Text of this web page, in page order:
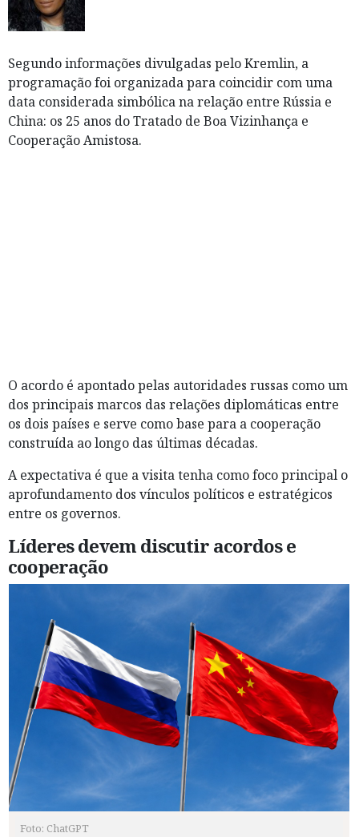
Segundo informações divulgadas pelo Kremlin, a
programação foi organizada para coincidir com uma
data considerada simbólica na relação entre Rússia e
China: os 25 anos do Tratado de Boa Vizinhança e
Cooperação Amistosa.
O acordo é apontado pelas autoridades russas como um
dos principais marcos das relações diplomáticas entre
os dois países e serve como base para a cooperação
construída ao longo das últimas décadas.
A expectativa é que a visita tenha como foco principal o
aprofundamento dos vínculos políticos e estratégicos
entre os governos.
Líderes devem discutir acordos e
cooperação
Foto: ChatGPT